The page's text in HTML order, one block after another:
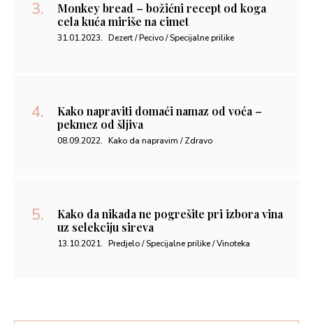
Monkey bread – božićni recept od koga
cela kuća miriše na cimet
31.01.2023. Dezert / Pecivo / Specijalne prilike
Kako napraviti domaći namaz od voća –
pekmez od šljiva
08.09.2022. Kako da napravim / Zdravo
Kako da nikada ne pogrešite pri izbora vina
uz selekciju sireva
13.10.2021. Predjelo / Specijalne prilike / Vinoteka